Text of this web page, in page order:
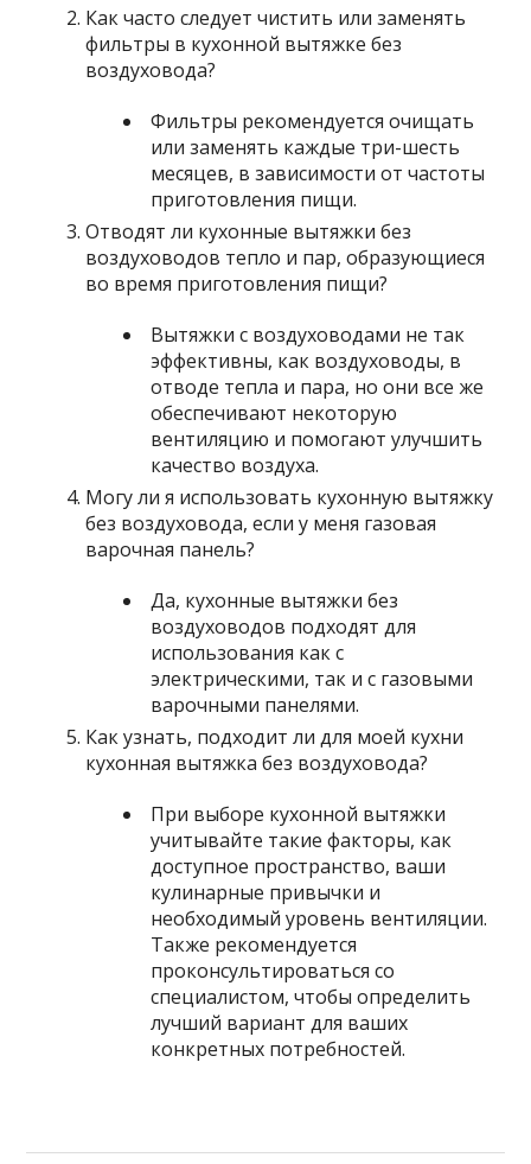
Как часто следует чистить или заменять
фильтры в кухонной вытяжке без
воздуховода?
Фильтры рекомендуется очищать
или заменять каждые три-шесть
месяцев, в зависимости от частоты
приготовления пищи.
Отводят ли кухонные вытяжки без
воздуховодов тепло и пар, образующиеся
во время приготовления пищи?
Вытяжки с воздуховодами не так
эффективны, как воздуховоды, в
отводе тепла и пара, но они все же
обеспечивают некоторую
вентиляцию и помогают улучшить
качество воздуха.
Могу ли я использовать кухонную вытяжку
без воздуховода, если у меня газовая
варочная панель?
Да, кухонные вытяжки без
воздуховодов подходят для
использования как с
электрическими, так и с газовыми
варочными панелями.
Как узнать, подходит ли для моей кухни
кухонная вытяжка без воздуховода?
При выборе кухонной вытяжки
учитывайте такие факторы, как
доступное пространство, ваши
кулинарные привычки и
необходимый уровень вентиляции.
Также рекомендуется
проконсультироваться со
специалистом, чтобы определить
лучший вариант для ваших
конкретных потребностей.